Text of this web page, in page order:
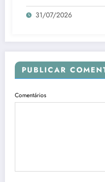
31/07/2026
PUBLICAR
Comentários